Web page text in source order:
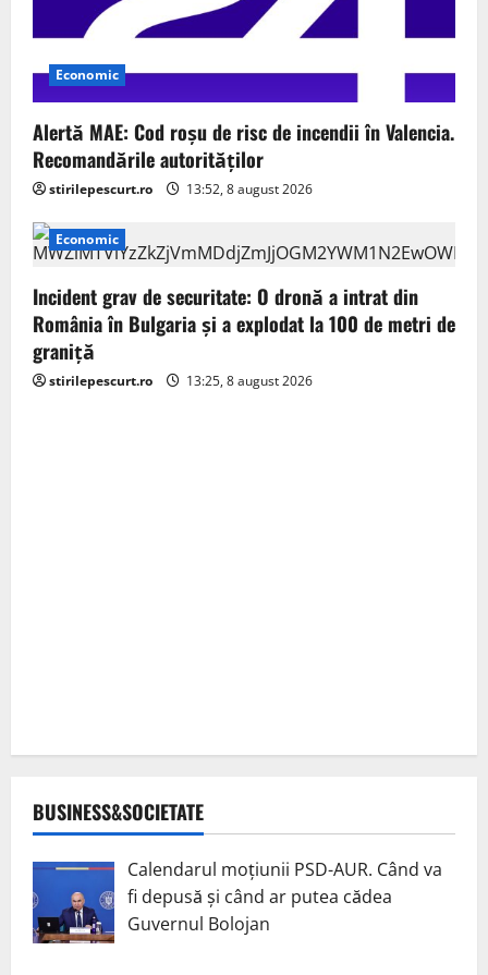
Economic
Alertă MAE: Cod roșu de risc de incendii în Valencia.
Recomandările autorităților
stirilepescurt.ro 13:52, 8 august 2026
Economic
Incident grav de securitate: O dronă a intrat din
România în Bulgaria şi a explodat la 100 de metri de
graniţă
stirilepescurt.ro 13:25, 8 august 2026
BUSINESS&SOCIETATE
Calendarul moțiunii PSD-AUR. Când va
fi depusă și când ar putea cădea
Guvernul Bolojan